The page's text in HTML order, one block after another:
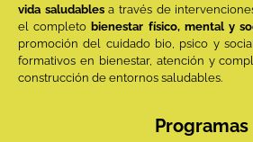
vida saludablesa través de
el completo bienestar físico, mental y
promoción del cuidado bio, psico y
formativos en bienestar, atención y
construcción de entornos saludables.
Programas